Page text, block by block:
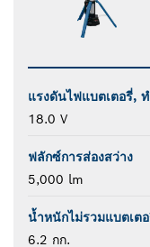
แรงดันไฟแบตเตอรี่,
18.0 V
ฟลักซ์การส่องสว่าง
5,000 lm
น้ำหนักไม่รวมแบตเต
6.2 กก.